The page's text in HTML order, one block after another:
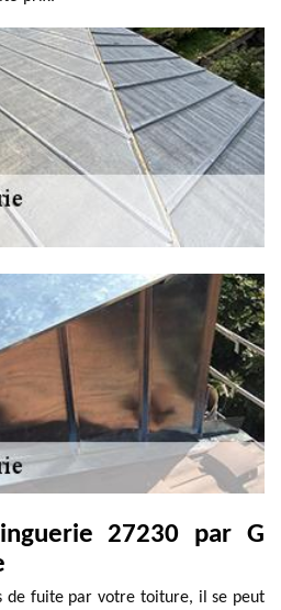
27230 par G
de fuite par votre toiture, il se peut